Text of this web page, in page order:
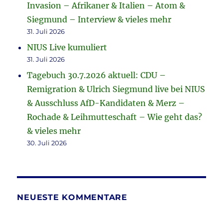
Invasion – Afrikaner & Italien – Atom &
Siegmund – Interview & vieles mehr
31. Juli 2026
NIUS Live kumuliert
31. Juli 2026
Tagebuch 30.7.2026 aktuell: CDU –
Remigration & Ulrich Siegmund live bei NIUS
& Ausschluss AfD-Kandidaten & Merz –
Rochade & Leihmutteschaft – Wie geht das?
& vieles mehr
30. Juli 2026
NEUESTE KOMMENTARE